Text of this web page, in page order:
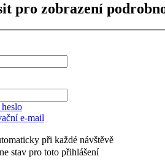
pro zobrazení
e-mail
při každé návštěvě
stav pro toto přihlášení